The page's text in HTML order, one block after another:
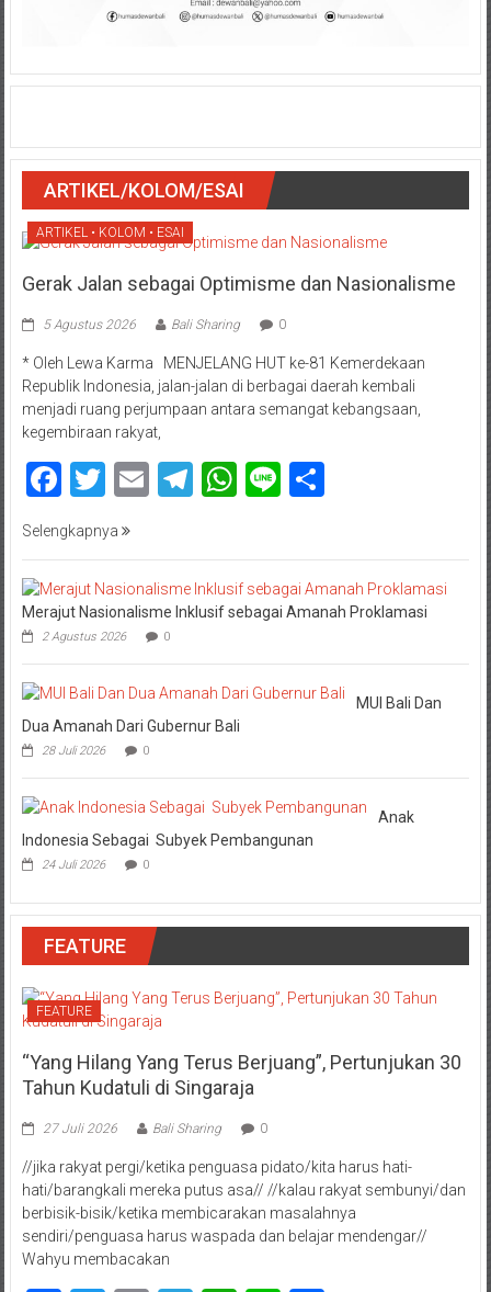
ARTIKEL/KOLOM/ESAI
ARTIKEL • KOLOM • ESAI
Gerak Jalan sebagai Optimisme dan Nasionalisme
5 Agustus 2026 Bali Sharing 0
* Oleh Lewa Karma MENJELANG HUT ke-81 Kemerdekaan
Republik Indonesia, jalan-jalan di berbagai daerah kembali
menjadi ruang perjumpaan antara semangat kebangsaan,
kegembiraan rakyat,
Facebook
Twitter
EmailTelegram
WhatsApp
Line
Selengkapnya
Merajut Nasionalisme Inklusif sebagai Amanah Proklamasi
2 Agustus 2026 0
MUI Bali Dan
Dua Amanah Dari Gubernur Bali
28 Juli 2026 0
Anak
Indonesia Sebagai Subyek Pembangunan
24 Juli 2026 0
FEATURE
FEATURE
“Yang Hilang Yang Terus Berjuang”, Pertunjukan 30
Tahun Kudatuli di Singaraja
27 Juli 2026 Bali Sharing 0
//jika rakyat pergi/ketika penguasa pidato/kita harus hati-
hati/barangkali mereka putus asa// //kalau rakyat sembunyi/dan
berbisik-bisik/ketika membicarakan masalahnya
sendiri/penguasa harus waspada dan belajar mendengar//
Wahyu membacakan